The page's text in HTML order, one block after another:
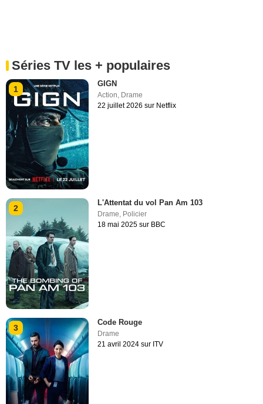
Séries TV les + populaires
1
GIGN
Action, Drame
22 juillet 2026 sur Netflix
2
L'Attentat du vol Pan Am 103
Drame, Policier
18 mai 2025 sur BBC
3
Code Rouge
Drame
21 avril 2024 sur ITV